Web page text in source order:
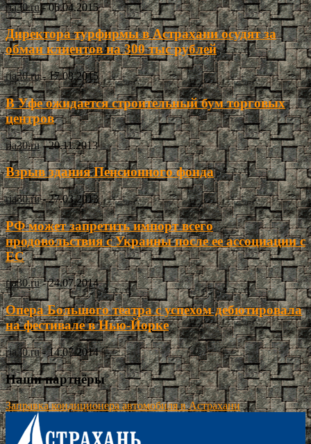
ria30.ru - 06.04.2015
Директора турфирмы в Астрахани осудят за
обман клиентов на 300 тыс рублей
ria30.ru - 17.08.2015
В Уфе ожидается строительный бум торговых
центров
ria30.ru - 20.11.2013
Взрыв здания Пенсионного фонда
ria30.ru - 27.03.2013
РФ может запретить импорт всего
продовольствия c Украины после ее ассоциации с
ЕС
ria30.ru - 24.07.2014
Опера Большого театра с успехом дебютировала
на фестивале в Нью-Йорке
ria30.ru - 14.07.2014
Наши партнёры
Заправка кондиционера автомобиля в Астрахани